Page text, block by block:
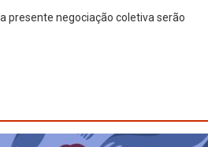
presente negociação coletiva serão